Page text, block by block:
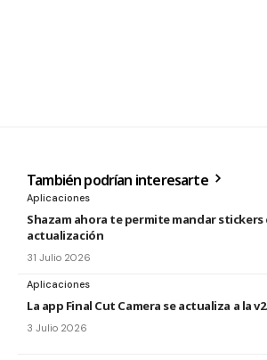
También podrían interesarte
Aplicaciones
Shazam ahora te permite mandar stickers
actualización
31 Julio 2026
Aplicaciones
La app Final Cut Camera se actualiza a la
3 Julio 2026